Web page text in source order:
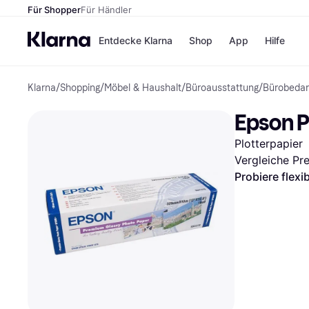
Für ShopperFür Händler
Entdecke Klarna
Zahlungsmethoden
Sofort bezahlen
Bezahle in 3
Teilzahlungen
Bezahle in bis zu 30
Tagen
Ratenzahlung
Shop
Shops
H&M
Temu
App Hilfe
Klarna/Shopping/Möbel & Haushalt/Büroausstattung/
Epson
Plotterpapier
Vergleiche
Probiere